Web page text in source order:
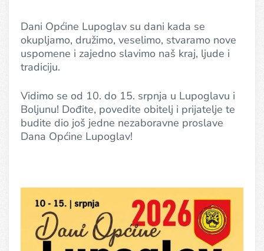
Dani Općine Lupoglav su dani kada se
okupljamo, družimo, veselimo, stvaramo nove
uspomene i zajedno slavimo naš kraj, ljude i
tradiciju.
Vidimo se od 10. do 15. srpnja u Lupoglavu i
Boljunu! Dođite, povedite obitelj i prijatelje te
budite dio još jedne nezaboravne proslave
Dana Općine Lupoglav!